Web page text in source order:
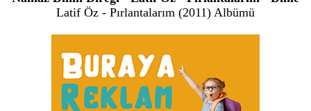
Latif Öz - Pırlantalarım (2011) Albümü